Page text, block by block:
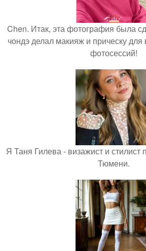
Chen. Итак, эта фотография была
чондэ делал макияж и прическу
фотосессий!
Я Таня Гилева - визажист и стилист
Тюмени.